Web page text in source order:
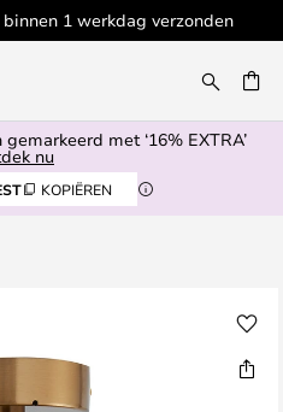
1 werkdag verzonden
met ‘16% EXTRA’
nu
KOPIËREN